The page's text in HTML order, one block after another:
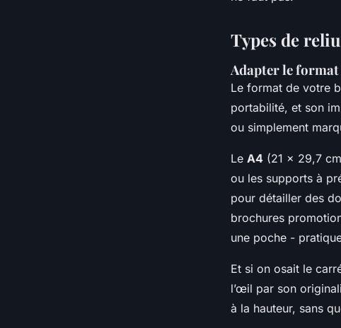
Types de
Adapter le
Le format de votre
portabilité, et son
ou simplement
Le A4 (21 x 29,7
ou les supports à
pour détailler des
brochures
une poche -
Et si on osait le
l’œil par son
à la hauteur, sans